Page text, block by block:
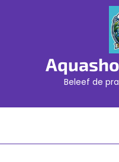
Beleef de